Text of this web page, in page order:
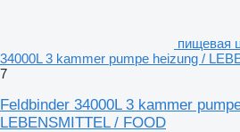
пищевая
34000L 3 kammer pumpe heizung /
7
Feldbinder 34000L 3 kammer
LEBENSMITTEL / FOOD